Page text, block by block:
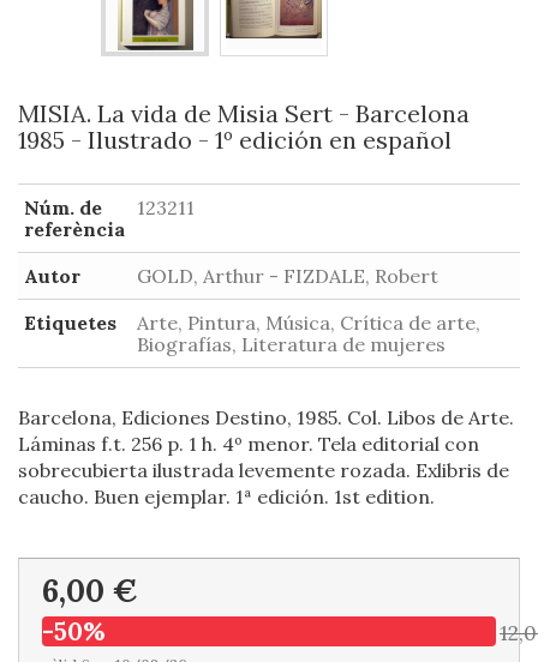
MISIA. La vida de Misia Sert - Barcelona
1985 - Ilustrado - 1º edición en español
Núm. de
referència
123211
Autor
GOLD, Arthur - FIZDALE, Robert
Etiquetes
Arte, Pintura, Música, Crítica de arte,
Biografías, Literatura de mujeres
Barcelona, Ediciones Destino, 1985. Col. Libos de Arte.
Láminas f.t. 256 p. 1 h. 4º menor. Tela editorial con
sobrecubierta ilustrada levemente rozada. Exlibris de
caucho. Buen ejemplar. 1ª edición. 1st edition.
6,00 €
-50%